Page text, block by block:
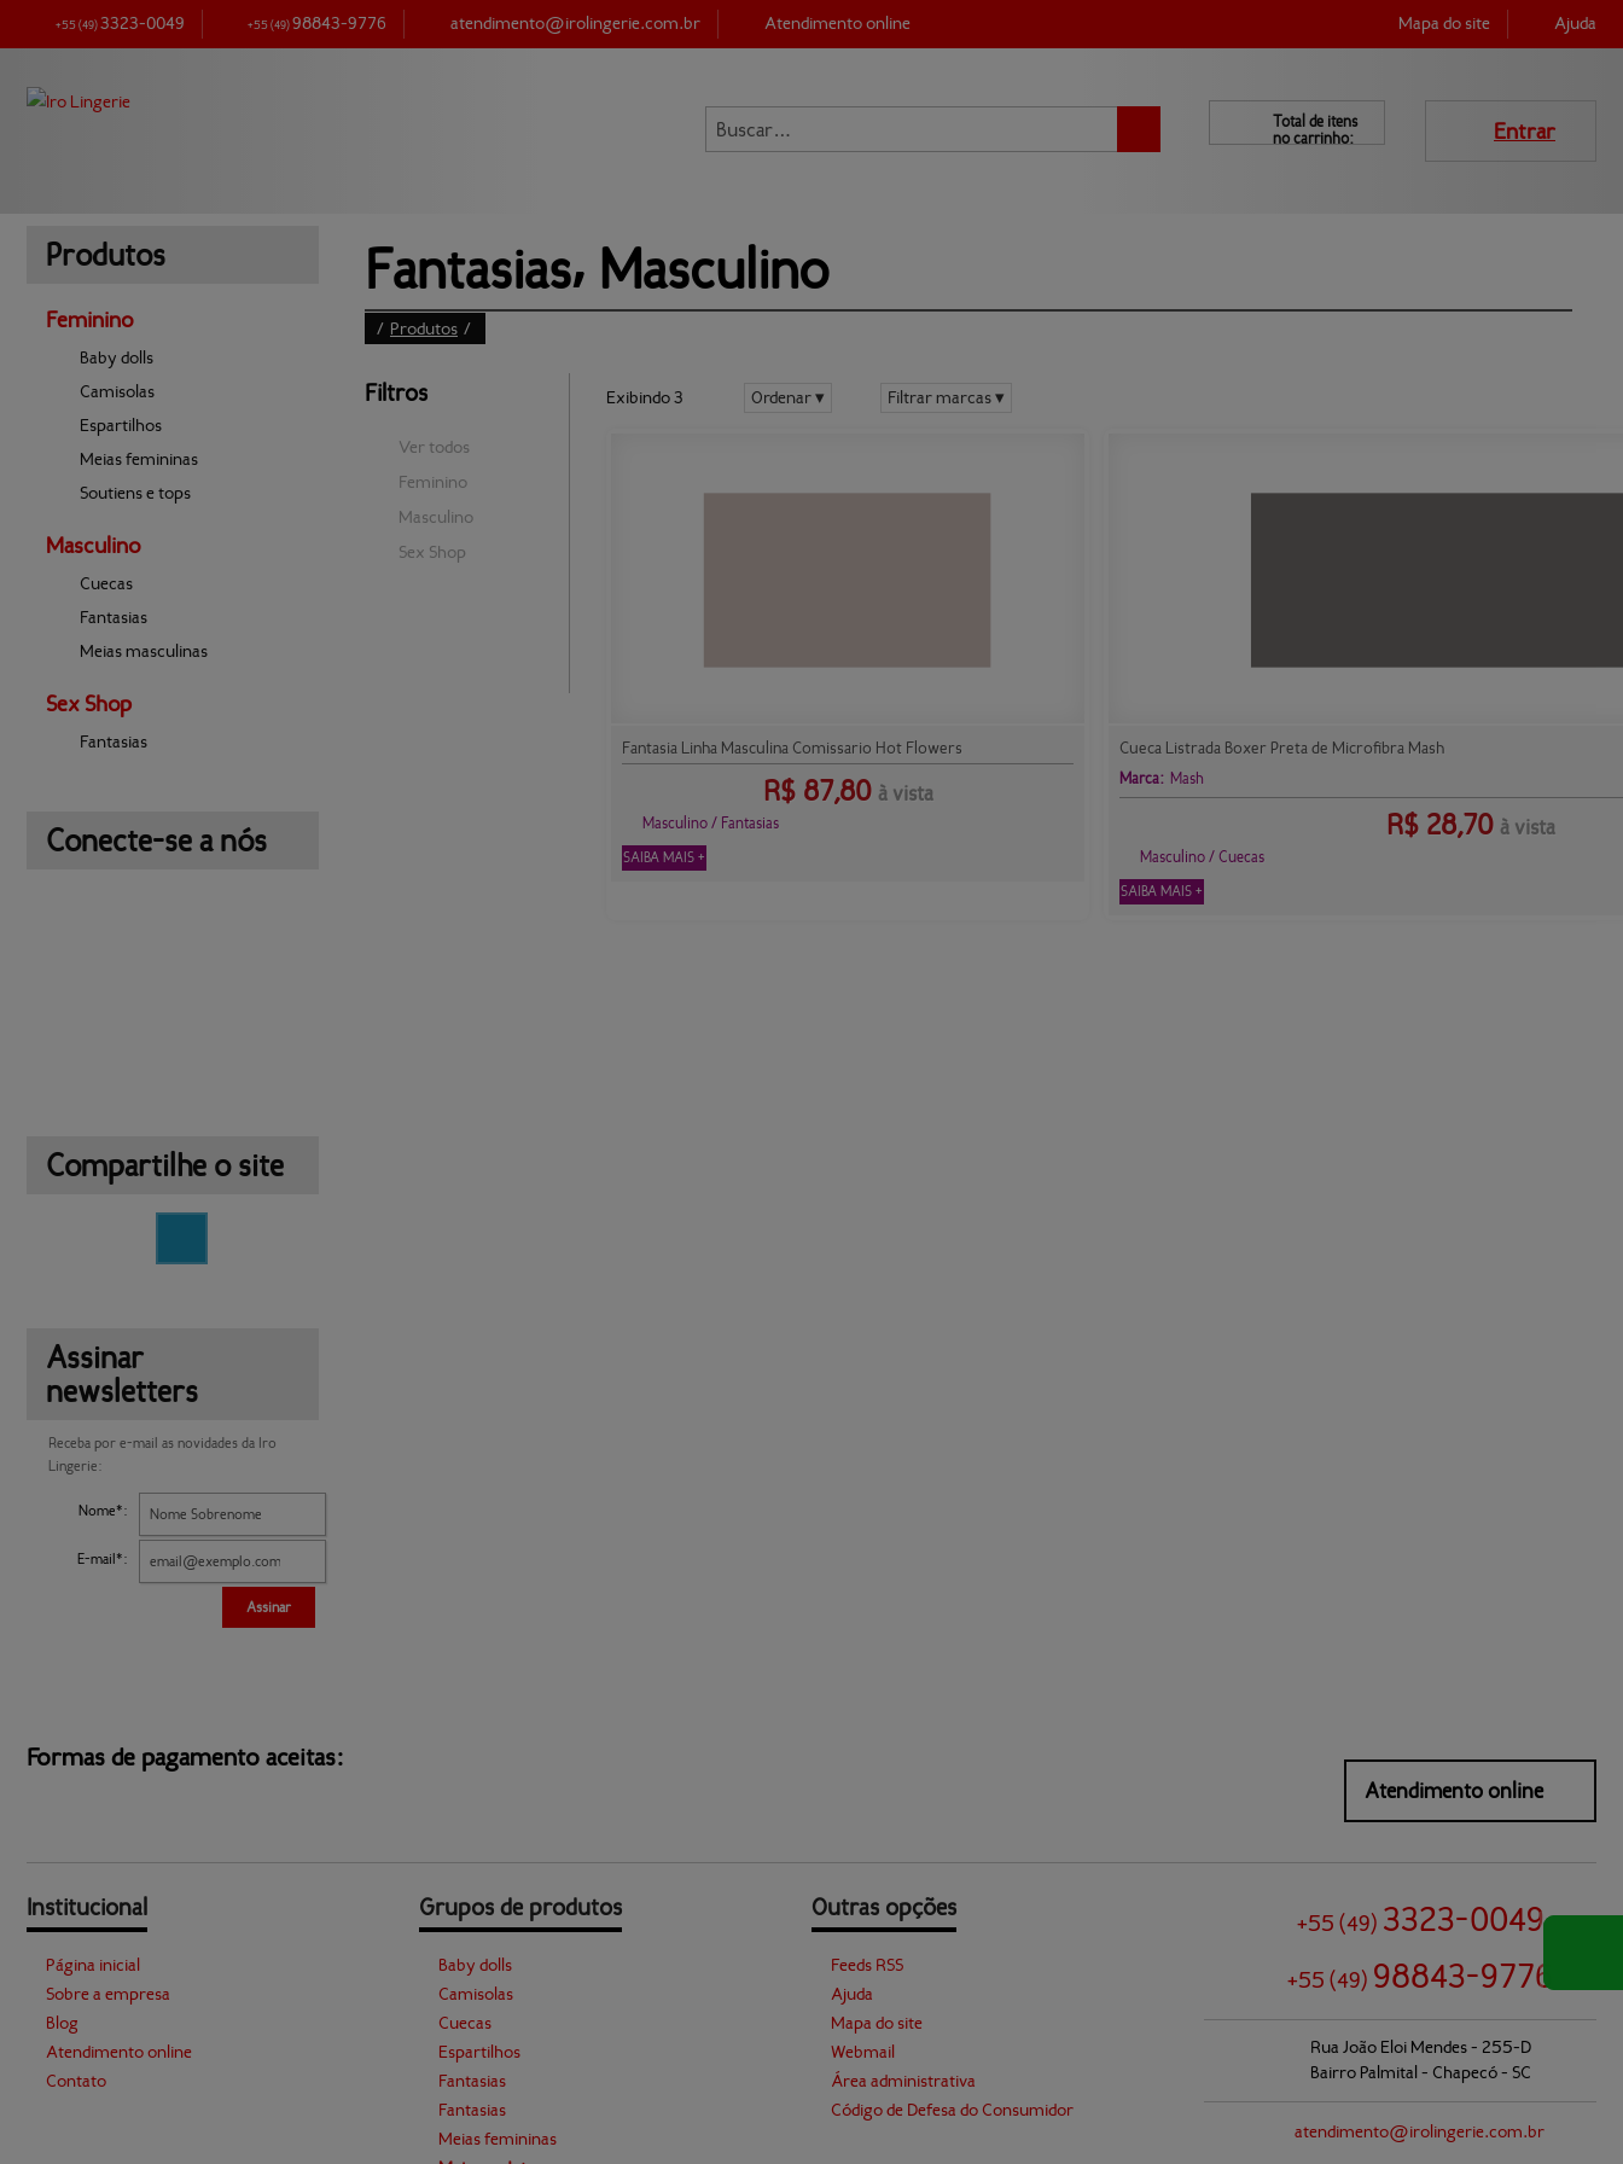
Mapa do site Ajuda
+55(49)3323-0049 +55(49)98843-9776 atendimento@irolingerie.com.br Atendimento online
Entrar
Total de itens
no carrinho:
Produtos
Feminino
Baby dolls
Camisolas
Espartilhos
Meias femininas
Soutiens e tops
Masculino
Cuecas
Fantasias
Meias masculinas
Sex Shop
Fantasias
Conecte-se a nós
Compartilhe o site
Assinar
newsletters
Receba por e-mail as novidades da Iro
Lingerie:
Nome*:
E-mail*:
Assinar
Fantasias⸴ Masculino
/ Produtos /
Filtros
Ver todos
Feminino
Masculino
Sex Shop
Exibindo 3 Ordenar ▾ Filtrar marcas ▾
Fantasia Linha Masculina Comissario Hot Flowers
R$87,80 à vista
Masculino / Fantasias
SAIBA MAIS +
Cueca Listrada Boxer Preta de Microfibra Mash
Marca: Mash
R$ 28,70 à vista
Masculino / Cuecas
SAIBA MAIS +
Atendimento online
Formas de pagamento aceitas:
Institucional
Página inicial
Sobre a empresa
Blog
Atendimento online
Contato
Grupos de produtos
Baby dolls
Camisolas
Cuecas
Espartilhos
Fantasias
Fantasias
Meias femininas
Outras opções
Feeds RSS
Ajuda
Mapa do site
Webmail
Área administrativa
Código de Defesa do Consumidor
+55 (49) 3323-0049
+55 (49) 98843-9776
Rua João Eloi Mendes - 255-D
Bairro Palmital - Chapecó - SC
atendimento@irolingerie.com.br